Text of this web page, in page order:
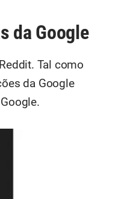
da Google
Tal como
da Google